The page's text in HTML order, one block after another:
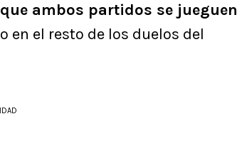
ambos partidos se jueguen
en el resto de los duelos del